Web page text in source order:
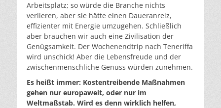
Arbeitsplatz; so würde die Branche nichts
verlieren, aber sie hätte einen Daueranreiz,
effizienter mit Energie umzugehen. Schließlich
aber brauchen wir auch eine Zivilisation der
Genügsamkeit. Der Wochenendtrip nach Teneriffa
wird unschick! Aber die Lebensfreude und der
zwischenmenschliche Genuss würden zunehmen.
Es heißt immer: Kostentreibende Maßnahmen
gehen nur europaweit, oder nur im
Weltmaßstab. Wird es denn wirklich helfen,